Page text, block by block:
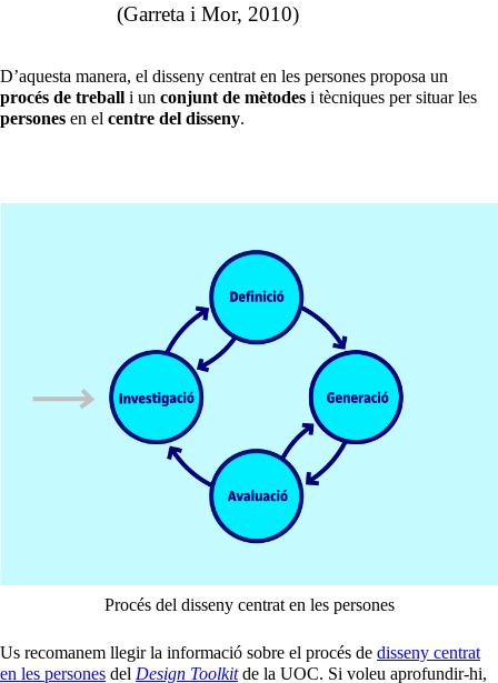
(Garreta i Mor, 2010)
D’aquesta manera, el disseny centrat en les persones proposa un
procés de treball i un conjunt de mètodes i tècniques per situar les
persones en el centre del disseny.
Procés del disseny centrat en les persones
Us recomanem llegir la informació sobre el procés de disseny centrat
en les persones del Design Toolkitde la UOC. Si voleu aprofundir-hi,